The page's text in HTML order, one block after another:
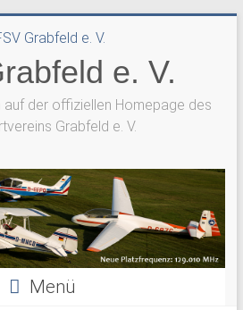
e. V.
auf der offiziellen Homepage des
Grabfeld e. V.
Menü